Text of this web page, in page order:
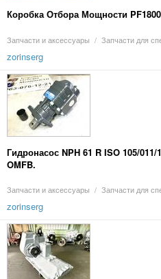
Коробка Отбора Мощности
Запчасти и аксессуары / Запчасти для
zorinserg
Гидронасос NPH 61 R ISO 105/
OMFB.
Запчасти и аксессуары / Запчасти для
zorinserg